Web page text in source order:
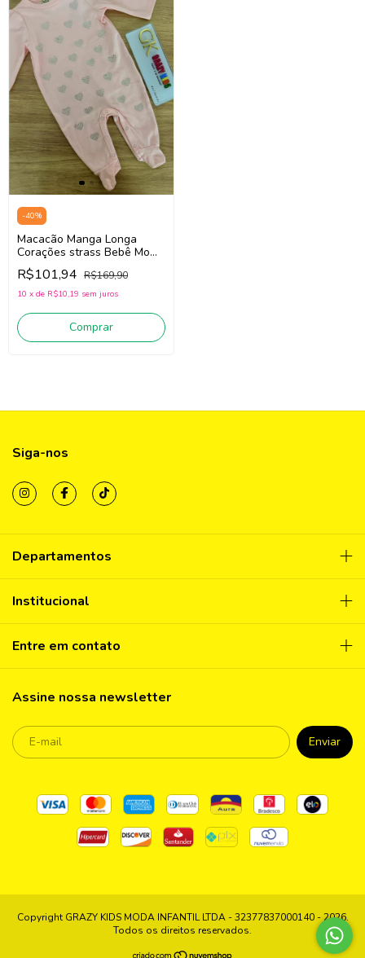
-40%
Macacão Manga Longa
Corações strass Bebê Momi
C2878 (rosa) Lançamento
Inverno 2026!!!
R$101,94 R$169,90
10 x de R$10,19 sem juros
Comprar
Siga-nos
Departamentos
Institucional
Entre em contato
Assine nossa newsletter
Copyright GRAZY KIDS MODA INFANTIL LTDA - 32377837000140 - 2026.
Todos os direitos reservados.